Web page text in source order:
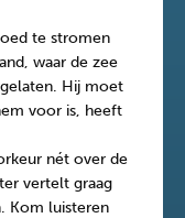
te stromen
waar de zee
Hij moet
voor is, heeft
nét over de
vertelt graag
Kom luisteren